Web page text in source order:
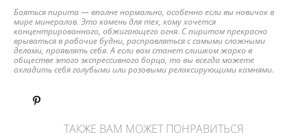
Бояться пирита — вполне нормально, особенно если вы новичок в
мире минералов. Это камень для тех, кому хочется
концентрированного, обжигающего огня. С пиритом прекрасно
врываться в рабочие будни, расправляться с самыми сложными
делами, проявлять себя. А если вам станет слишком жарко в
обществе этого экспрессивного борца, то вы всегда можете
охладить себя голубыми или розовыми релаксирующими камнями.
ТАКЖЕ ВАМ МОЖЕТ ПОНРАВИТЬСЯ